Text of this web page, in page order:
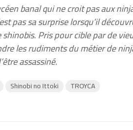
banal qui ne croit pas aux
pas sa surprise lorsqu’il
Pris pour cible par de
les rudiments du métier de
assassiné.
Shinobi no Ittoki TROYCA